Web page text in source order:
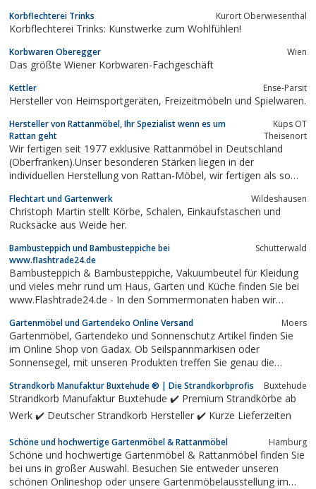
Korbflechterei Trinks Kurort Oberwiesenthal
Korbflechterei Trinks: Kunstwerke zum Wohlfühlen!
Korbwaren Oberegger Wien
Das größte Wiener Korbwaren-Fachgeschäft
Kettler Ense-Parsit
Hersteller von Heimsportgeräten, Freizeitmöbeln und Spielwaren.
Hersteller von Rattanmöbel, Ihr Spezialist wenn es um
Rattan geht
Küps OT
Theisenort
Wir fertigen seit 1977 exklusive Rattanmöbel in Deutschland
(Oberfranken).Unser besonderen Stärken liegen in der
individuellen Herstellung von Rattan-Möbel, wir fertigen als so
Wünsche auch in die Tat umsetzen.Besuchen Sie einfach unsere
Homepage...
Flechtart und Gartenwerk Wildeshausen
Christoph Martin stellt Körbe, Schalen, Einkaufstaschen und
Rucksäcke aus Weide her.
Bambusteppich und Bambusteppiche bei
www.flashtrade24.de
Schutterwald
Bambusteppich & Bambusteppiche, Vakuumbeutel für Kleidung
und vieles mehr rund um Haus, Garten und Küche finden Sie bei
www.Flashtrade24.de - In den Sommermonaten haben wir
und Sonnenliegen in verschiedenen Farben und Designs, einfach
mal reinschauen. Sicher...
Gartenmöbel und Gartendeko Online Versand Moers
Gartenmöbel, Gartendeko und Sonnenschutz Artikel finden Sie
im Online Shop von Gadax. Ob Seilspannmarkisen oder
Sonnensegel, mit unseren Produkten treffen Sie genau die
Strandkorb Manufaktur Buxtehude ® | Die Strandkorbprofis Buxtehude
Strandkorb Manufaktur Buxtehude ✔️ Premium Strandkörbe ab
Werk ✔️ Deutscher Strandkorb Hersteller ✔️ Kurze Lieferzeiten
Schöne und hochwertige Gartenmöbel & Rattanmöbel Hamburg
Schöne und hochwertige Gartenmöbel & Rattanmöbel finden Sie
bei uns in großer Auswahl. Besuchen Sie entweder unseren
schönen Onlineshop oder unsere Gartenmöbelausstellung im